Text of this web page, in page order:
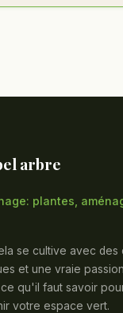
arbre
plantes,
se cultive avec des
et une vraie
qu'il faut savoir
votre espace vert.